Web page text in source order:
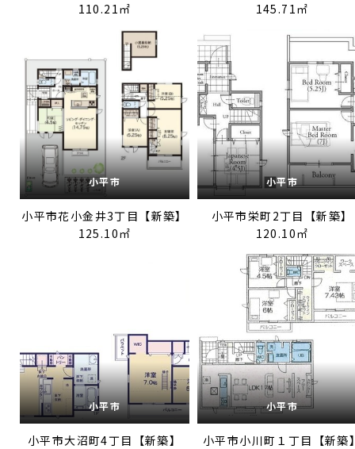
110.21㎡
145.71㎡
小平市
小平市花小金井3丁目【新築】
125.10㎡
小平市
小平市栄町2丁目【新築】
120.10㎡
小平市
小平市大沼町4丁目【新築】
小平市
小平市小川町１丁目【新築